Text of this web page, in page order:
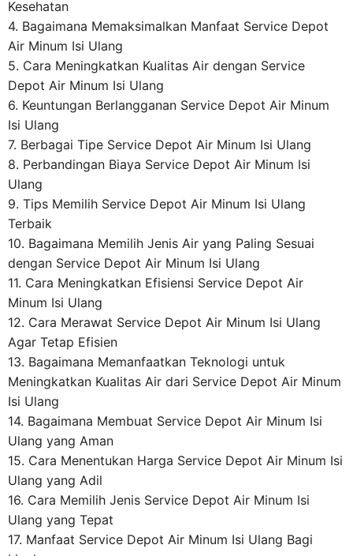
Kesehatan
4. Bagaimana Memaksimalkan Manfaat Service Depot
Air Minum Isi Ulang
5. Cara Meningkatkan Kualitas Air dengan Service
Depot Air Minum Isi Ulang
6. Keuntungan Berlangganan Service Depot Air Minum
Isi Ulang
7. Berbagai Tipe Service Depot Air Minum Isi Ulang
8. Perbandingan Biaya Service Depot Air Minum Isi
Ulang
9. Tips Memilih Service Depot Air Minum Isi Ulang
Terbaik
10. Bagaimana Memilih Jenis Air yang Paling Sesuai
dengan Service Depot Air Minum Isi Ulang
11. Cara Meningkatkan Efisiensi Service Depot Air
Minum Isi Ulang
12. Cara Merawat Service Depot Air Minum Isi Ulang
Agar Tetap Efisien
13. Bagaimana Memanfaatkan Teknologi untuk
Meningkatkan Kualitas Air dari Service Depot Air Minum
Isi Ulang
14. Bagaimana Membuat Service Depot Air Minum Isi
Ulang yang Aman
15. Cara Menentukan Harga Service Depot Air Minum Isi
Ulang yang Adil
16. Cara Memilih Jenis Service Depot Air Minum Isi
Ulang yang Tepat
17. Manfaat Service Depot Air Minum Isi Ulang Bagi